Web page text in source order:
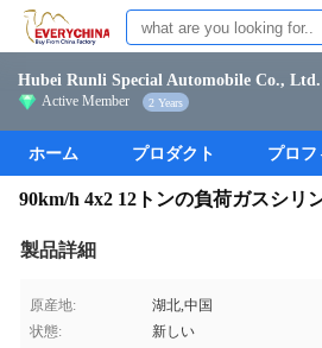
Hubei Runli Special Automobile Co., Ltd.
Active Member 2 Years
ホーム プロダクト プロフ
90km/h 4x2 12トンの負荷ガスシリ
製品詳細
原産地:
湖北,中国
状態:
新しい